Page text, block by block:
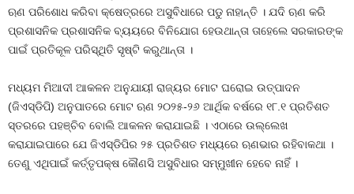
ଋଣ ପରିଶୋଧ କରିବା କ୍ଷେତ୍ରରେ ଅସୁବିଧାରେ ପଡୁ ନାହାନ୍ତି । ଯଦି ଋଣ କରି
ପ୍ରଶାସନିକ ପ୍ରଶାସନିକ ବ୍ୟୟରେ ବିନିଯୋଗ ହେଉଥାନ୍ତା ତାହେଲେ ସରକାରଙ୍କ
ପାଇଁ ପ୍ରତିକୂଳ ପରିସ୍ଥିତି ସୃଷ୍ଟି କରୁଥାନ୍ତା ।
ମଧ୍ୟମ ମିଆଦୀ ଆକଳନ ଅନୁଯାୟୀ ରାଜ୍ୟର ମୋଟ ଘରୋଇ ଉତ୍ପାଦନ
(ଜିଏସ୍‍ଡିପି) ଅନୁପାତରେ ମୋଟ ଋଣ ୨୦୨୫-୨୬ ଆର୍ଥିକ ବର୍ଷରେ ୧୮.୧ ପ୍ରତିଶତ
ସ୍ତରରେ ପହଞ୍ଚିବ ବୋଲି ଆକଳନ କରାଯାଇଛି । ଏଠାରେ ଉଲ୍ଲେଖ
କରାଯାଇପାରେ ଯେ ଜିଏସ୍‍ଡିପିର ୨୫ ପ୍ରତିଶତ ମଧ୍ୟରେ ଋଣଭାର ରହିବାକଥା ।
ତେଣୁ ଏଥିପାଇଁ କର୍ତ୍ତୃପକ୍ଷ କୌଣସି ଅସୁବିଧାର ସମ୍ମୁଖୀନ ହେବେ ନାହିଁ ।